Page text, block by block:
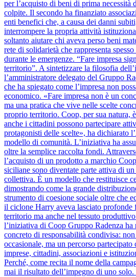
per l’acquisto di beni di prima necessità
colpite. Il secondo ha finanziato
enti benefici che, a causa dei danni
interrompere la propria attività
soltanto aiutare chi aveva perso beni
rete di solidarietà che rappresenta
durante le emergenze. “Fare impresa
territorio”. A sintetizzare la filosofia
l’amministratore delegato del Gruppo
che ha spiegato come l’impresa non
economico. «Fare impresa non è un
ma una pratica che vive nelle scelte
proprio territorio. Coop, per sua natura,
anche i cittadini possono partecipare
protagonisti delle scelte», ha dichiarato
modello di comunità. L’iniziativa ha
oltre la semplice raccolta fondi.
l’acquisto di un prodotto a marchio
siciliane sono diventate parte attiva di
collettiva. È un modello che restituisce
dimostrando come la grande
strumento di coesione sociale oltre che
il ciclone Harry aveva lasciato profonde
territorio ma anche nel tessuto
l’iniziativa di Coop Gruppo Radenza ha
concreto di responsabilità condivisa:
occasionale, ma un percorso
imprese, cittadini, associazioni e
Perché, come recita il nome della
mai il risultato dell’impegno di uno solo.